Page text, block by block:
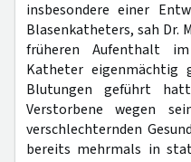
insbesondere einer
Blasenkatheters, sah Dr.
früheren Aufenthalt
Katheter eigenmächtig
Blutungen geführt
Verstorbene wegen
verschlechternden
bereits mehrmals in